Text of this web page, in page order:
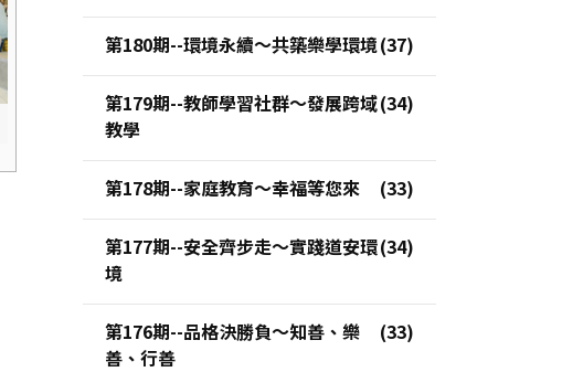
第180期--環境永續～共築樂學環境
第179期--教師學習社群～發展跨域
教學
第178期--家庭教育～幸福等您來
第177期--安全齊步走～實踐道安環
境
第176期--品格決勝負～知善、樂
善、行善